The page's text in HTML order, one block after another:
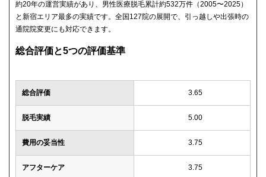
約20年の運営実績があり、男性医療脱毛累計約532万件（2005〜2025）
と新宿エリア最多の実績です。全国127院の展開で、引っ越しや出張時の
通院院変更にも対応できます。
総合評価と5つの評価基準
総合評価 3.65
脱毛実績 5.00
費用の妥当性 3.75
アフターケア 3.75